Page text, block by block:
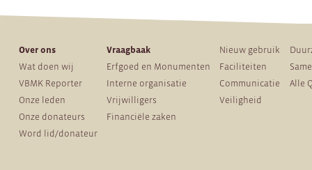
Over ons
Wat doen wij
VBMK Reporter
Onze leden
Onze donateurs
Word lid/donateur
Vraagbaak
Erfgoed en Monumenten
Interne organisatie
Vrijwilligers
Financiële zaken
Nieuw gebruik
Faciliteiten
Communicatie
Veiligheid
Alle